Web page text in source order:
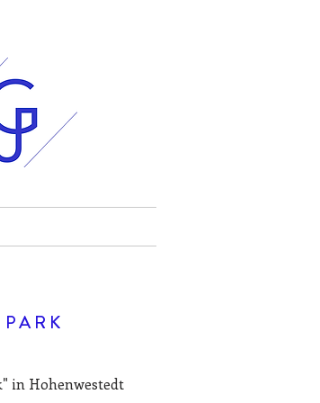
in Hohenwestedt